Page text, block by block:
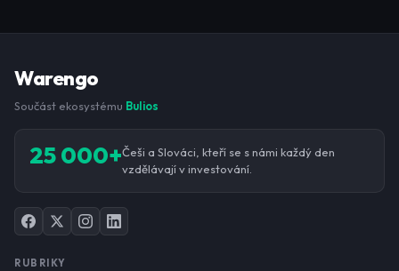
Warengo
Součást ekosystému Bulios
25 000+Češi a Slováci, kteří se s námi každý den
vzdělávají v investování.
RUBRIKY